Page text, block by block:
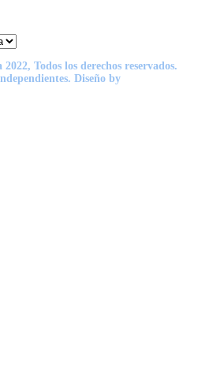
Todos los derechos reservados.
Diseño by